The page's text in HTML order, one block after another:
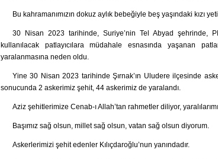
Bu kahramanımızın dokuz aylık bebeğiyle beş yaşındaki kızı
30 Nisan 2023 tarihinde, Suriye’nin Tel Abyad şehrinde,
kullanılacak patlayıcılara müdahale esnasında yaşanan
yaralanmasına neden oldu.
Yine 30 Nisan 2023 tarihinde Şırnak’ın Uludere ilçesinde
sonucunda 2 askerimiz şehit, 44 askerimiz de yaralandı.
Aziz şehitlerimize Cenab-ı Allah’tan rahmetler diliyor,
Başımız sağ olsun, millet sağ olsun, vatan sağ olsun diyorum.
Askerlerimizi şehit edenler Kılıçdaroğlu’nun yanındadır.